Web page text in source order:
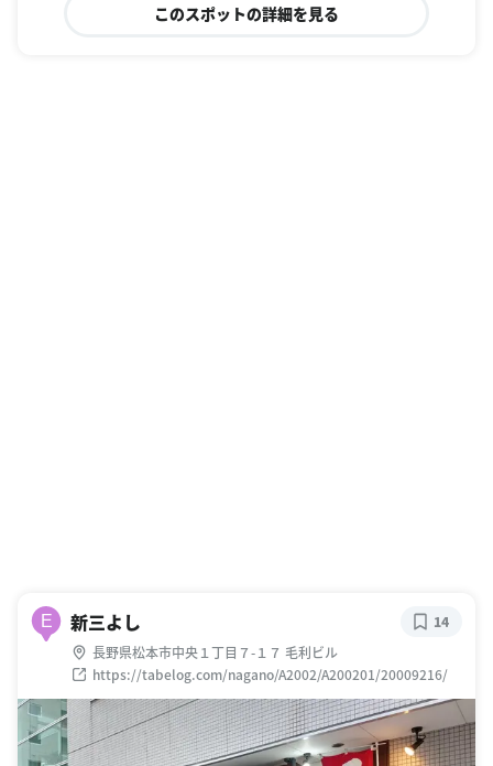
このスポットの詳細を見る
E 新三よし
長野県松本市中央１丁目７-１７ 毛利ビル
https://tabelog.com/nagano/A2002/A200201/20009216/
14